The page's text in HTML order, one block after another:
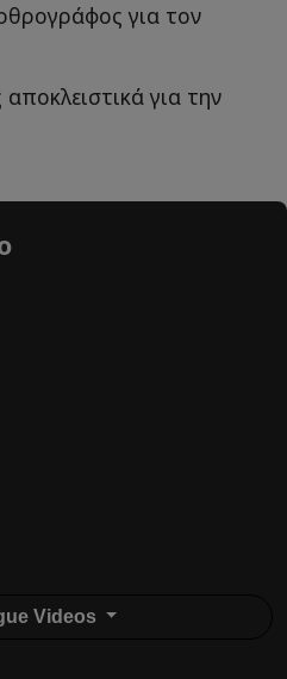
για τον
για την
Videos